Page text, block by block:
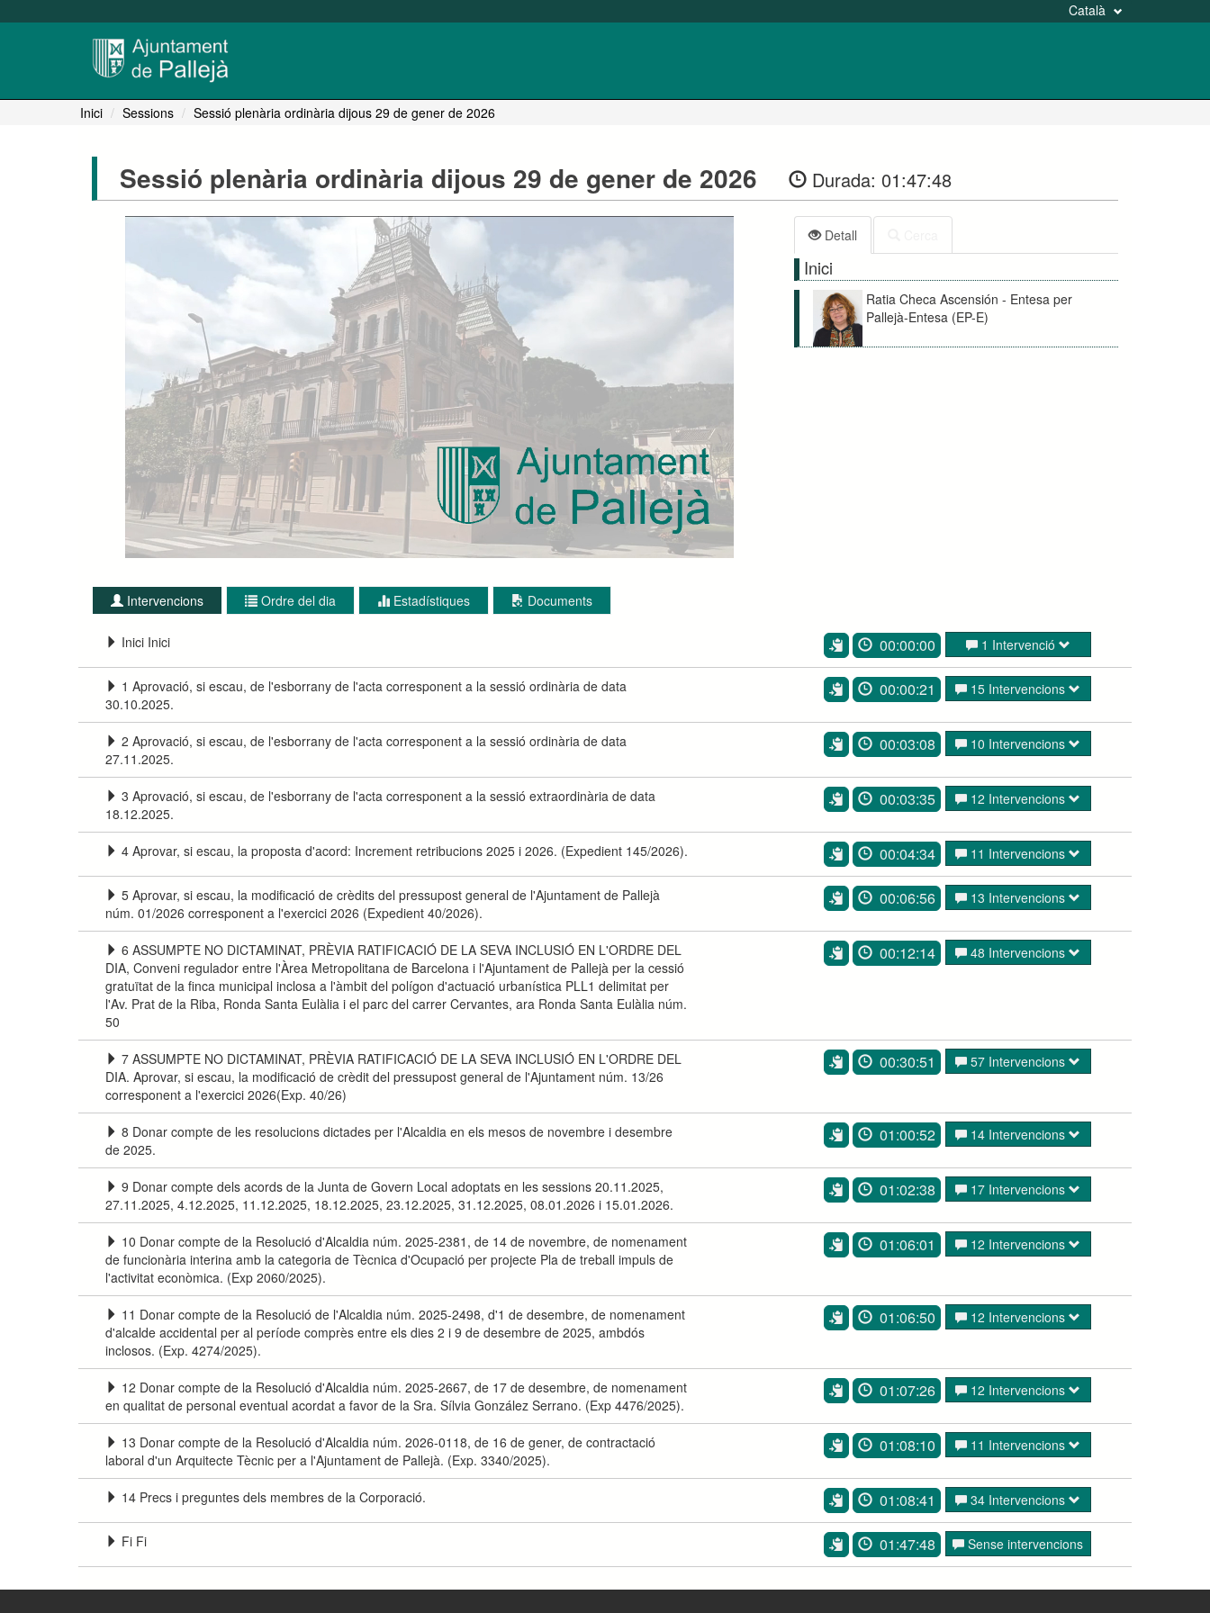
Català
Inici Sessions Sessió plenària ordinària dijous 29 de gener de 2026
Sessió plenària ordinària dijous 29 de gener de 2026 Durada: 01:47:48
Detall
Inici
Ratia Checa Ascensión - Entesa per
Pallejà-Entesa (EP-E)
Intervencions Ordre del dia Estadístiques Documents
Inici Inici 00:00:00 1 Intervenció
1 Aprovació, si escau, de l'esborrany de l'acta corresponent a la sessió ordinària de data
30.10.2025.
00:00:21 15 Intervencions
2 Aprovació, si escau, de l'esborrany de l'acta corresponent a la sessió ordinària de data
27.11.2025.
00:03:08 10 Intervencions
3 Aprovació, si escau, de l'esborrany de l'acta corresponent a la sessió extraordinària de data
18.12.2025.
00:03:35 12 Intervencions
4 Aprovar, si escau, la proposta d'acord: Increment retribucions 2025 i 2026. (Expedient 145/2026). 00:04:34 11 Intervencions
5 Aprovar, si escau, la modificació de crèdits del pressupost general de l'Ajuntament de Pallejà
núm. 01/2026 corresponent a l'exercici 2026 (Expedient 40/2026).
00:06:56 13 Intervencions
6 ASSUMPTE NO DICTAMINAT, PRÈVIA RATIFICACIÓ DE LA SEVA INCLUSIÓ EN L'ORDRE DEL
DIA, Conveni regulador entre l'Àrea Metropolitana de Barcelona i l'Ajuntament de Pallejà per la cessió
gratuïtat de la finca municipal inclosa a l'àmbit del polígon d'actuació urbanística PLL1 delimitat per
l'Av. Prat de la Riba, Ronda Santa Eulàlia i el parc del carrer Cervantes, ara Ronda Santa Eulàlia núm.
50
00:12:14 48 Intervencions
7 ASSUMPTE NO DICTAMINAT, PRÈVIA RATIFICACIÓ DE LA SEVA INCLUSIÓ EN L'ORDRE DEL
DIA. Aprovar, si escau, la modificació de crèdit del pressupost general de l'Ajuntament núm. 13/26
corresponent a l'exercici 2026(Exp. 40/26)
00:30:51 57 Intervencions
8 Donar compte de les resolucions dictades per l'Alcaldia en els mesos de novembre i desembre
de 2025.
01:00:52 14 Intervencions
9 Donar compte dels acords de la Junta de Govern Local adoptats en les sessions 20.11.2025,
27.11.2025, 4.12.2025, 11.12.2025, 18.12.2025, 23.12.2025, 31.12.2025, 08.01.2026 i 15.01.2026.
01:02:38 17 Intervencions
10 Donar compte de la Resolució d'Alcaldia núm. 2025-2381, de 14 de novembre, de nomenament
de funcionària interina amb la categoria de Tècnica d'Ocupació per projecte Pla de treball impuls de
l'activitat econòmica. (Exp 2060/2025).
01:06:01 12 Intervencions
11 Donar compte de la Resolució de l'Alcaldia núm. 2025-2498, d'1 de desembre, de nomenament
d'alcalde accidental per al període comprès entre els dies 2 i 9 de desembre de 2025, ambdós
inclosos. (Exp. 4274/2025).
01:06:50 12 Intervencions
12 Donar compte de la Resolució d'Alcaldia núm. 2025-2667, de 17 de desembre, de nomenament
en qualitat de personal eventual acordat a favor de la Sra. Sílvia González Serrano. (Exp 4476/2025).
01:07:26 12 Intervencions
13 Donar compte de la Resolució d'Alcaldia núm. 2026-0118, de 16 de gener, de contractació
laboral d'un Arquitecte Tècnic per a l'Ajuntament de Pallejà. (Exp. 3340/2025).
01:08:10 11 Intervencions
14 Precs i preguntes dels membres de la Corporació. 01:08:41 34 Intervencions
Fi Fi 01:47:48 Sense intervencions